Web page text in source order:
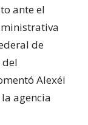
ante el
de
del
Alexéi
agencia